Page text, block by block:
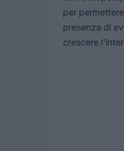
per
presenza di
crescere